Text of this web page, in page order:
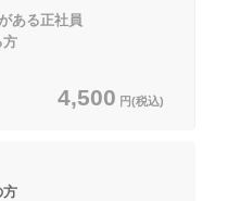
ある正社員
4,500 円(税込)
方